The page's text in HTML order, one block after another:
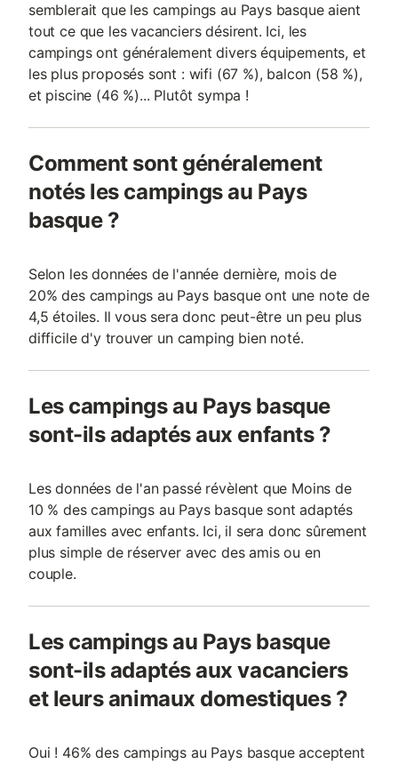
semblerait que les campings au Pays basque aient
tout ce que les vacanciers désirent. Ici, les
campings ont généralement divers équipements, et
les plus proposés sont : wifi (67 %), balcon (58 %),
et piscine (46 %)... Plutôt sympa !
Comment sont généralement
notés les campings au Pays
basque ?
Selon les données de l'année dernière, mois de
20% des campings au Pays basque ont une note de
4,5 étoiles. Il vous sera donc peut-être un peu plus
difficile d'y trouver un camping bien noté.
Les campings au Pays basque
sont-ils adaptés aux enfants ?
Les données de l'an passé révèlent que Moins de
10 % des campings au Pays basque sont adaptés
aux familles avec enfants. Ici, il sera donc sûrement
plus simple de réserver avec des amis ou en
couple.
Les campings au Pays basque
sont-ils adaptés aux vacanciers
et leurs animaux domestiques ?
Oui ! 46% des campings au Pays basque acceptent